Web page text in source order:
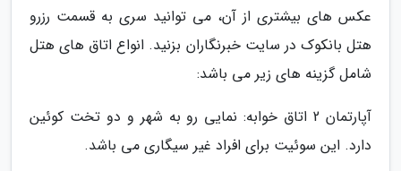
عکس های بیشتری از آن، می توانید سری به قسمت رزرو
هتل بانکوک در سایت خبرنگاران بزنید. انواع اتاق های هتل
شامل گزینه های زیر می باشد:
آپارتمان 2 اتاق خوابه: نمایی رو به شهر و دو تخت کوئین
دارد. این سوئیت برای افراد غیر سیگاری می باشد.